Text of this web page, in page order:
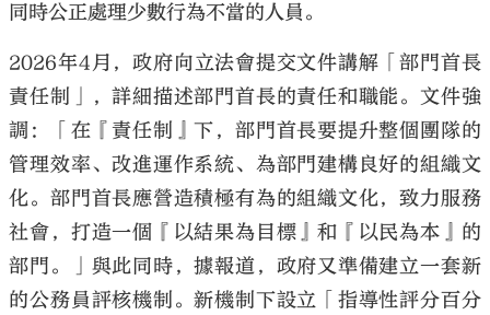
同時公正處理少數行為不當的人員。
2026年4月，政府向立法會提交文件講解「部門首長
責任制」，詳細描述部門首長的責任和職能。文件強
調：「在『責任制』下，部門首長要提升整個團隊的
管理效率、改進運作系統、為部門建構良好的組織文
化。部門首長應營造積極有為的組織文化，致力服務
社會，打造一個『以結果為目標』和『以民為本』的
部門。」與此同時，據報道，政府又準備建立一套新
的公務員評核機制。新機制下設立「指導性評分百分